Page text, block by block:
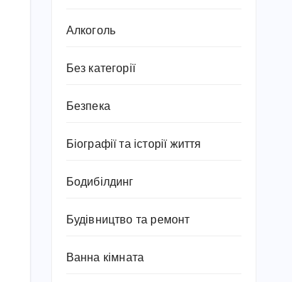
Алкоголь
Без категорії
Безпека
Біографії та історії життя
Бодибілдинг
Будівництво та ремонт
Ванна кімната